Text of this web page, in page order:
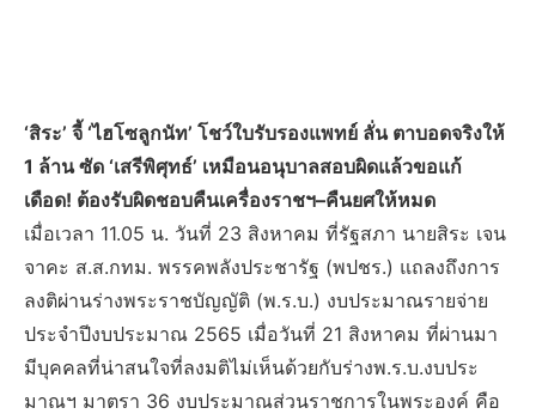
‘สิระ’ จี้ ‘ไฮโซลูกนัท’ โชว์ใบรับรองแพทย์ ลั่น ตาบอดจริงให้
1 ล้าน ซัด ‘เสรีพิศุทธ์’ เหมือนอนุบาลสอบผิดแล้วขอแก้
เดือด! ต้องรับผิดชอบคืนเครื่องราชฯ–คืนยศให้หมด
เมื่อเวลา 11.05 น. วันที่ 23 สิงหาคม ที่รัฐสภา นายสิระ เจน
จาคะ ส.ส.กทม. พรรคพลังประชารัฐ (พปชร.) แถลงถึงการ
ลงติผ่านร่างพระราชบัญญัติ (พ.ร.บ.) งบประมาณรายจ่าย
ประจำปีงบประมาณ 2565 เมื่อวันที่ 21 สิงหาคม ที่ผ่านมา
มีบุคคลที่น่าสนใจที่ลงมติไม่เห็นด้วยกับร่างพ.ร.บ.งบประ
มาณฯ มาตรา 36 งบประมาณส่วนราชการในพระองค์ คือ